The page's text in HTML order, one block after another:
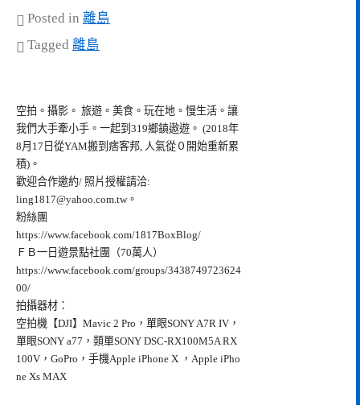
Posted in 離島
Tagged 離島
空拍。攝影。 旅遊。美食。玩在地。慢生活。讓
我們大手牽小手。一起到319鄉鎮遨遊。 (2018年
8月17日從YAM搬到痞客邦, 人氣從０開始重新累
積)。
歡迎合作邀約/ 照片授權請洽:
ling1817@yahoo.com.tw。
粉絲團
https://www.facebook.com/1817BoxBlog/
ＦＢ一日遊景點社團（70萬人）
https://www.facebook.com/groups/3438749723624
00/
拍攝器材：
空拍機【DJI】Mavic 2 Pro，單眼SONY A7R IV，
單眼SONY a77，類單SONY DSC-RX100M5A RX
100V，GoPro，手機Apple iPhone X ，Apple iPho
ne Xs MAX